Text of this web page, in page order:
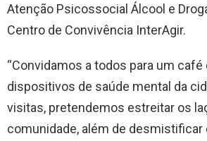
Atenção Psicossocial Álcool e
Centro de Convivência InterAgir.
“Convidamos a todos para um café
dispositivos de saúde mental da
visitas, pretendemos estreitar os
comunidade, além de desmistificar